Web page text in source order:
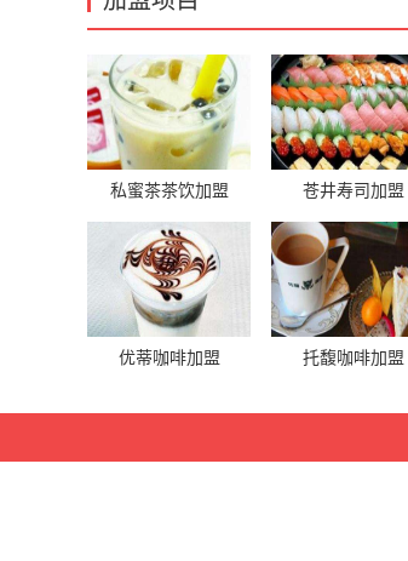
私蜜茶茶饮加盟 苍井寿司加盟
优蒂咖啡加盟 托馥咖啡加盟